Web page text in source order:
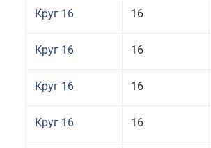
Круг 16 16
Круг 16 16
Круг 16 16
Круг 16 16